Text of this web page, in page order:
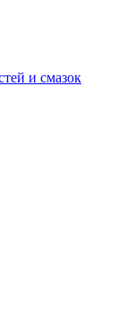
и смазок